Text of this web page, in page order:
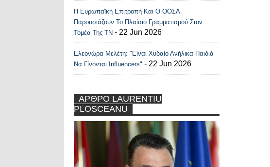
Η Ευρωπαϊκή Επιτροπή Και Ο ΟΟΣΑ
Παρουσιάζουν Το Πλαίσιο Γραμματισμού Στον
Τομέα Της ΤΝ - 22 Jun 2026
Ελεονώρα Μελέτη: "Είναι Χυδαίο Ανήλικα Παιδιά
Να Γίνονται Influencers" - 22 Jun 2026
ΑΡΘΡΟ LAURENTIU
PLOSCEANU